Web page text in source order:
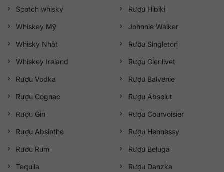
Scotch whisky
Whiskey Mỹ
Whisky Nhật
Whiskey Ireland
Rượu Vodka
Rượu Cognac
Rượu Gin
Rượu Absinthe
Rượu Rum
Tequila
Rượu Hibiki
Johnnie Walker
Rượu Singleton
Rượu Glenlivet
Rượu Balvenie
Rượu Absolut
Rượu Courvoisier
Rượu Hennessy
Rượu Beluga
Rượu Danzka